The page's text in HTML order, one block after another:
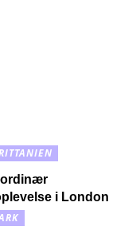
i London